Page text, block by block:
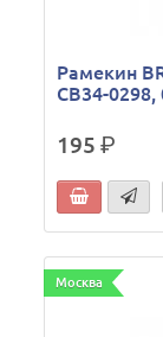
Рамекин
CB34-
195р.
Москва